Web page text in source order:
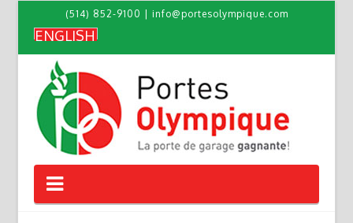
(514) 852-9100 info@portesolympique.com
ENGLISH
Navigation